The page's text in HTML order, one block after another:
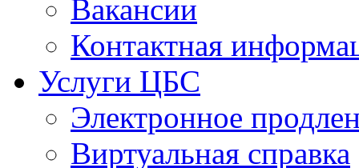
Вакансии
Контактная
Услуги ЦБС
Электронное
Виртуальная справка